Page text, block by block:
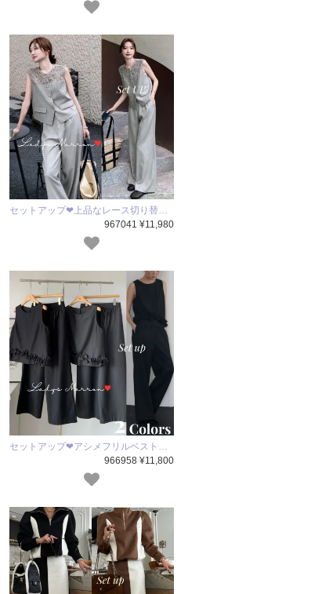
セットアップ❤上品なレース切り替…
967041 ¥11,980
セットアップ❤アシメフリルベスト…
966958 ¥11,800